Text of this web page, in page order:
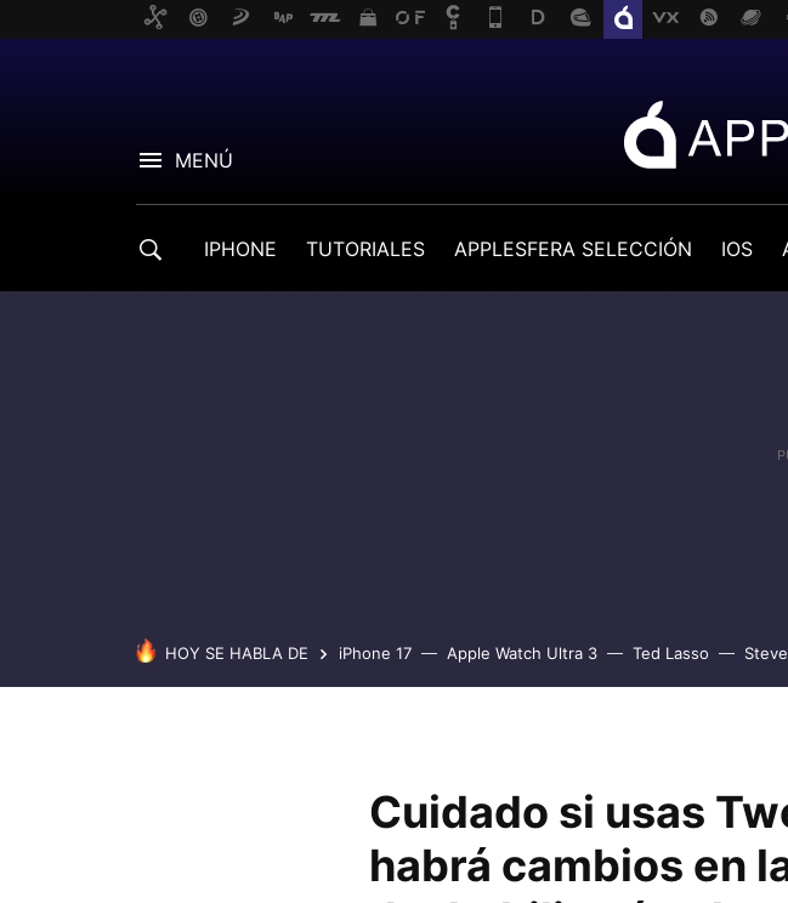
MENÚ
IPHONE TUTORIALES APPLESFERA SELECCIÓN IOS
HOY SE HABLA DE iPhone 17 Apple Watch Ultra 3 Ted Lasso
Cuidado si usas
habrá cambios en